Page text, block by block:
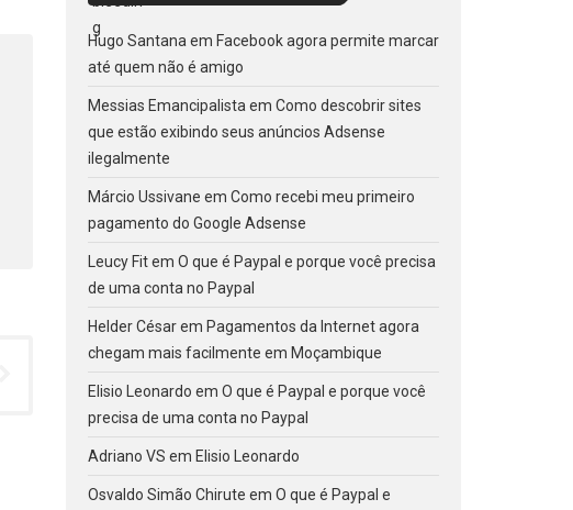
Hugo Santana em Facebook agora permite marcar
até quem não é amigo
Messias Emancipalista em Como descobrir sites
que estão exibindo seus anúncios Adsense
ilegalmente
Márcio Ussivane em Como recebi meu primeiro
pagamento do Google Adsense
Leucy Fitem O que é Paypal e porque você precisa
de uma conta no Paypal
Helder Césarem Pagamentos da Internet agora
chegam mais facilmente em Moçambique
Elisio Leonardo em O que é Paypal e porque você
precisa de uma conta no Paypal
Adriano VS em Elisio Leonardo
Osvaldo Simão Chirute em O que é Paypal e